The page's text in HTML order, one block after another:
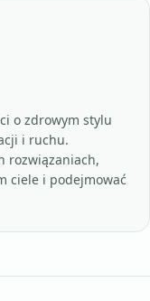
o zdrowym stylu
i ruchu.
rozwiązaniach,
ciele i podejmować